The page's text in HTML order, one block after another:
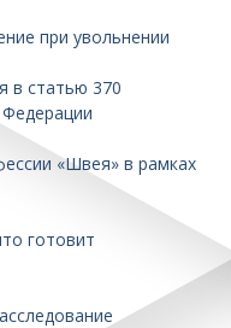
при увольнении
в статью 370
«Швея» в рамках
готовит